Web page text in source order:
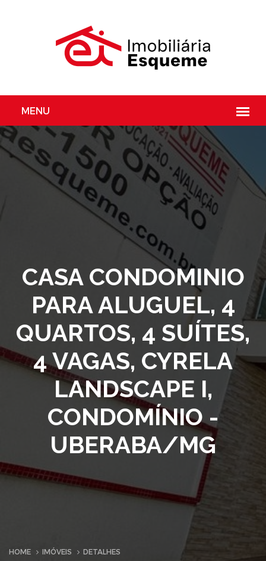
CASA CONDOMINIO
PARA ALUGUEL, 4
QUARTOS, 4 SUÍTES,
4 VAGAS, CYRELA
LANDSCAPE I,
CONDOMÍNIO -
UBERABA/MG
HOME IMÓVEIS DETALHES